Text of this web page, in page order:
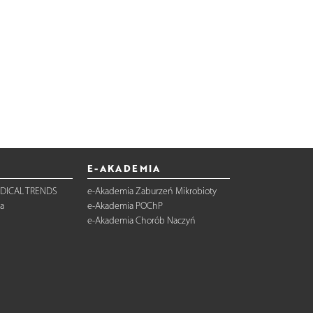
TRENDS
E-AKADEMIA
e-Akademia Zaburzeń Mikrobioty
e-Akademia POChP
e-Akademia Chorób Naczyń